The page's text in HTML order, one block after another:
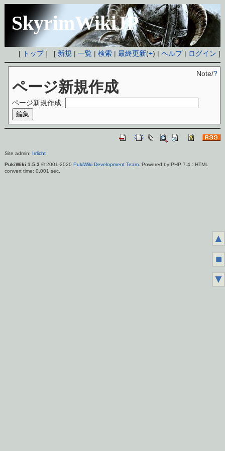
SkyrimWikiJP
[ トップ] [ 新規 |一覧 |検索 |最終更新(+) |ヘルプ| ログイン ]
ページ新規作成
Note/?
ページ新規作成:
Site admin: Irrlicht
PukiWiki 1.5.3 © 2001-2020 PukiWiki Development Team. Powered by PHP 7.4 : HTML
convert time: 0.001 sec.
▲
■
▼